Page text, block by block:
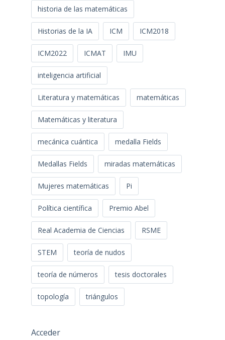
historia de las matemáticas
Historias de la IA ICM ICM2018
ICM2022 ICMAT IMU
inteligencia artificial
Literatura y matemáticas matemáticas
Matemáticas y literatura
mecánica cuántica medalla Fields
Medallas Fields miradas matemáticas
Mujeres matemáticas Pi
Política científica Premio Abel
Real Academia de Ciencias RSME
STEM teoría de nudos
teoría de números tesis doctorales
topología triángulos
Acceder